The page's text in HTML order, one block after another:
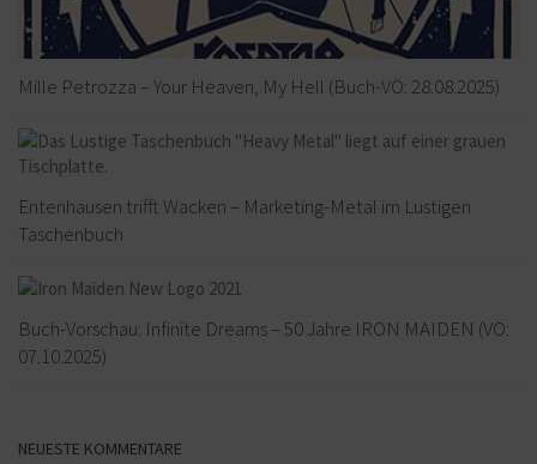
Mille Petrozza – Your Heaven, My Hell (Buch-VÖ: 28.08.2025)
Entenhausen trifft Wacken – Marketing-Metal im Lustigen
Taschenbuch
Buch-Vorschau: Infinite Dreams – 50 Jahre IRON MAIDEN (VÖ:
07.10.2025)
NEUESTE KOMMENTARE